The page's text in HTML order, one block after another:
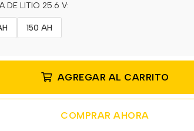
DE LITIO 25.6 V:
150 AH
AGREGAR AL CARRITO
COMPRAR AHORA